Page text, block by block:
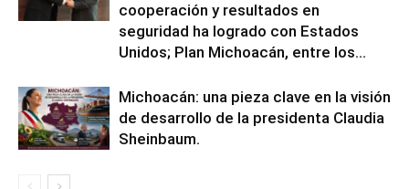
cooperación y resultados en
seguridad ha logrado con Estados
Unidos; Plan Michoacán, entre los...
Michoacán: una pieza clave en la visión
de desarrollo de la presidenta Claudia
Sheinbaum.